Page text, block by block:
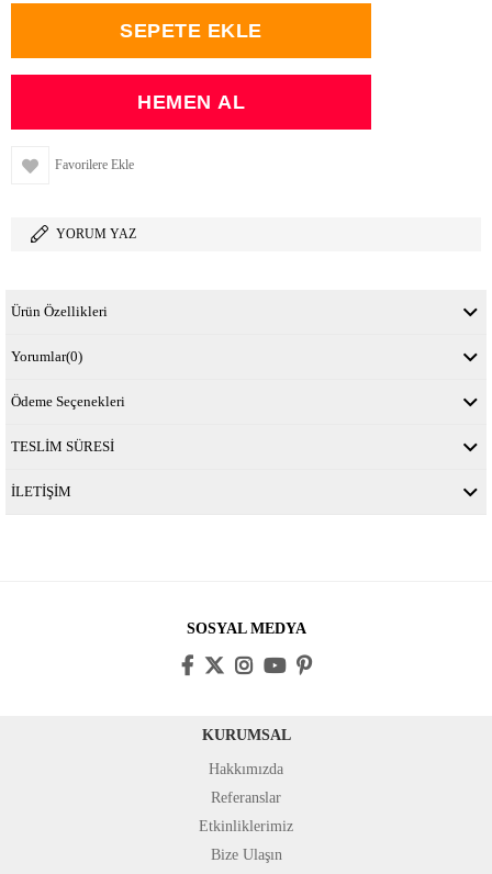
Favorilere Ekle
YORUM YAZ
Ürün Özellikleri
Yorumlar(0)
Ödeme Seçenekleri
TESLİM SÜRESİ
İLETİŞİM
SOSYAL MEDYA
KURUMSAL
Hakkımızda
Referanslar
Etkinliklerimiz
Bize Ulaşın